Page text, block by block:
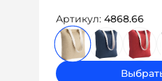
Артикул: 4868.66